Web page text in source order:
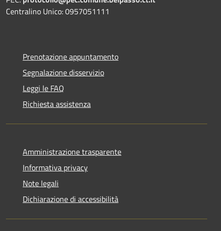
Centralino Unico: 0957051111
Prenotazione appuntamento
Segnalazione disservizio
Leggi le FAQ
Richiesta assistenza
Amministrazione trasparente
Informativa privacy
Note legali
Dichiarazione di accessibilità